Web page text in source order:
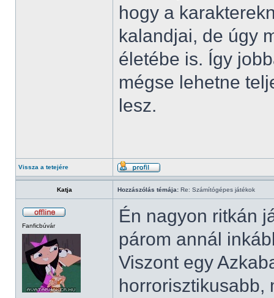
hogy a
kalandjai, de úgy
életébe is. Így
mégse lehetne
lesz.
Vissza a tetejére
Katja Hozzászólás témája: Re: Számítógépes játékok
Fanficbúvár
Én nagyon ritkán
párom annál
Viszont egy
horrorisztikusabb,